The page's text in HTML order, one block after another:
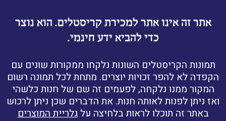
אתר זה אינו אתר למכירת קריסטלים. הוא נוצר
כדי להביא ידע חינמי.
תמונות הקריסטלים השונות נלקחו ממקורות שונים עם
הקפדה לא להפר זכויות יוצרים. מתחת לכל תמונה רשום
המקור ממנו נלקחה, לפעמים זה שם של חנות כלשהי
ואז ניתן לפנות לאותה חנות. את הדברים שכן ניתן לרכוש
באתר זה תוכלו לראות בלחיצה עלגלריית המוצרים